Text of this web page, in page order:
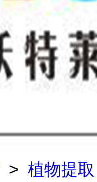
> 植物提取